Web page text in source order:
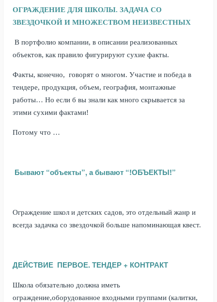
ОГРАЖДЕНИЕ ДЛЯ ШКОЛЫ. ЗАДАЧА СО
ЗВЕЗДОЧКОЙ И МНОЖЕСТВОМ НЕИЗВЕСТНЫХ
В портфолио компании, в описании реализованных
объектов, как правило фигурируют сухие факты.
Факты, конечно, говорят о многом. Участие и победа в
тендере, продукция, объем, география, монтажные
работы… Но если б вы знали как много скрывается за
этими сухими фактами!
Потому что …
Бывают “объекты”, а бывают “!ОБЪЕКТЫ!”
Ограждение школ и детских садов, это отдельный жанр и
всегда задачка со звездочкой больше напоминающая квест.
ДЕЙСТВИЕ ПЕРВОЕ. ТЕНДЕР + КОНТРАКТ
Школа обязательно должна иметь
ограждение,оборудованное входными группами (калитки,